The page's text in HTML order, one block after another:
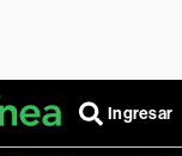
Ingresar